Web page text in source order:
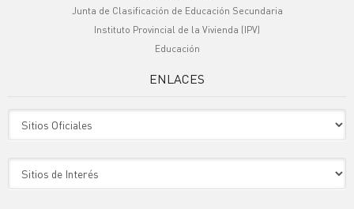
Junta de Clasificación de Educación Secundaria
Instituto Provincial de la Vivienda (IPV)
Educación
ENLACES